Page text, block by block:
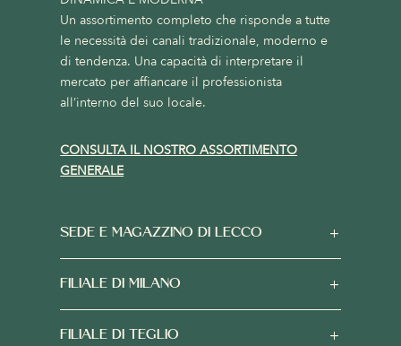
Un assortimento completo che risponde a tutte
le necessità dei canali tradizionale, moderno e
di tendenza. Una capacità di interpretare il
mercato per affiancare il professionista
all’interno del suo locale.
CONSULTA IL NOSTRO ASSORTIMENTO
GENERALE
SEDE E MAGAZZINO DI LECCO
FILIALE DI MILANO
FILIALE DI TEGLIO